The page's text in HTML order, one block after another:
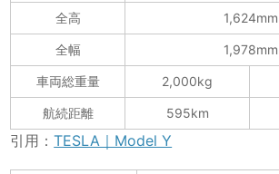
全高 1,624mm
全幅 1,978mm
車両総重量 2,000kg
航続距離 595km
引用：TESLA｜Model Y